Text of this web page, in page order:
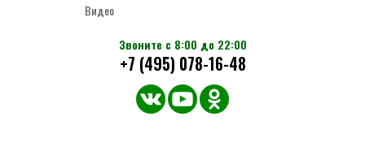
Видео
Звоните с 8:00 до 22:00
+7 (495) 078-16-48